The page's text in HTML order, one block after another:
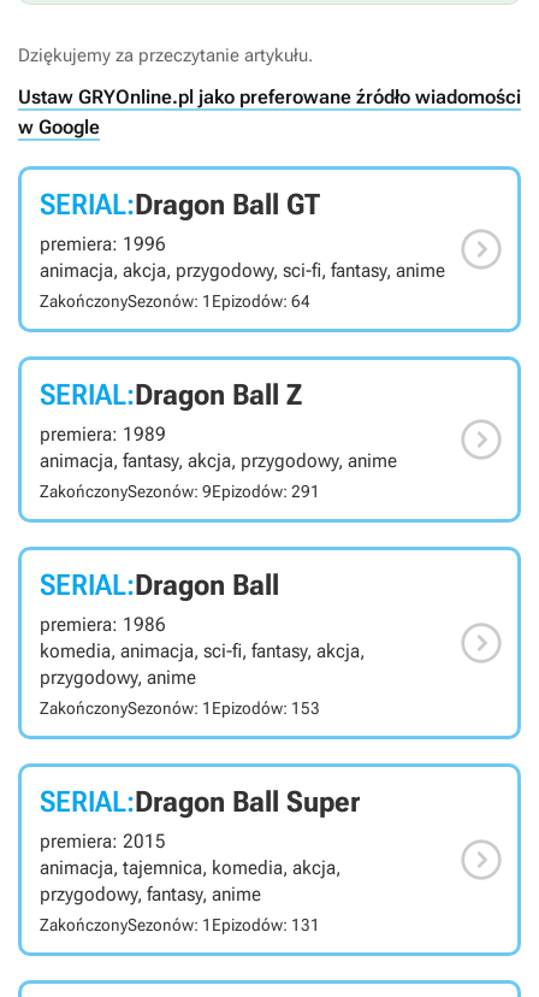
Dziękujemy za przeczytanie artykułu.
Ustaw GRYOnline.pl jako preferowane źródło wiadomości
w Google
SERIAL:Dragon Ball GT
premiera: 1996
animacja, akcja, przygodowy, sci-fi, fantasy, anime
ZakończonySezonów: 1 Epizodów: 64

SERIAL:Dragon Ball Z
premiera: 1989
animacja, fantasy, akcja, przygodowy, anime
ZakończonySezonów: 9Epizodów: 291

SERIAL:Dragon Ball
premiera: 1986
komedia, animacja, sci-fi, fantasy, akcja,
przygodowy, anime
ZakończonySezonów: 1 Epizodów: 153

SERIAL:Dragon Ball Super
premiera: 2015
animacja, tajemnica, komedia, akcja,
przygodowy, fantasy, anime
ZakończonySezonów: 1 Epizodów: 131
